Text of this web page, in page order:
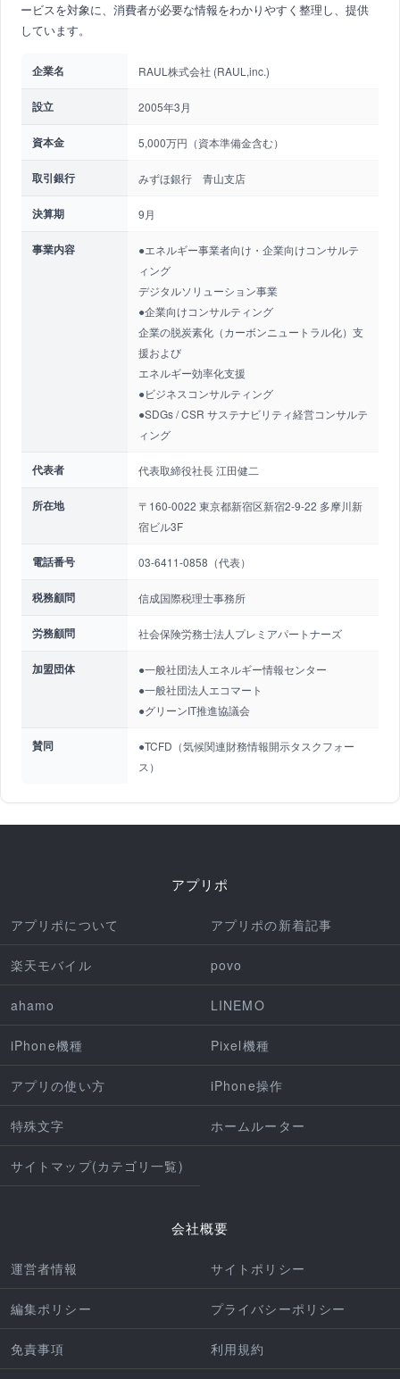
ービスを対象に、消費者が必要な情報をわかりやすく整理し、提供
しています。
企業名 RAUL株式会社 (RAUL,inc.)
設立 2005年3月
資本金 5,000万円（資本準備金含む）
取引銀行 みずほ銀行 青山支店
決算期 9月
事業内容
●エネルギー事業者向け・企業向けコンサルテ
ィング
デジタルソリューション事業
●企業向けコンサルティング
企業の脱炭素化（カーボンニュートラル化）支
援および
エネルギー効率化支援
●ビジネスコンサルティング
●SDGs / CSR サステナビリティ経営コンサルテ
ィング
代表者 代表取締役社長 江田健二
所在地
〒160-0022 東京都新宿区新宿2-9-22 多摩川新
宿ビル3F
電話番号 03-6411-0858（代表）
税務顧問 信成国際税理士事務所
労務顧問 社会保険労務士法人プレミアパートナーズ
加盟団体
●一般社団法人エネルギー情報センター
●一般社団法人エコマート
●グリーンIT推進協議会
賛同
●TCFD（気候関連財務情報開示タスクフォー
ス）
アプリポ
アプリポについて アプリポの新着記事
楽天モバイル povo
ahamo LINEMO
iPhone機種 Pixel機種
アプリの使い方 iPhone操作
特殊文字 ホームルーター
サイトマップ(カテゴリ一覧)
会社概要
運営者情報 サイトポリシー
編集ポリシー プライバシーポリシー
免責事項 利用規約